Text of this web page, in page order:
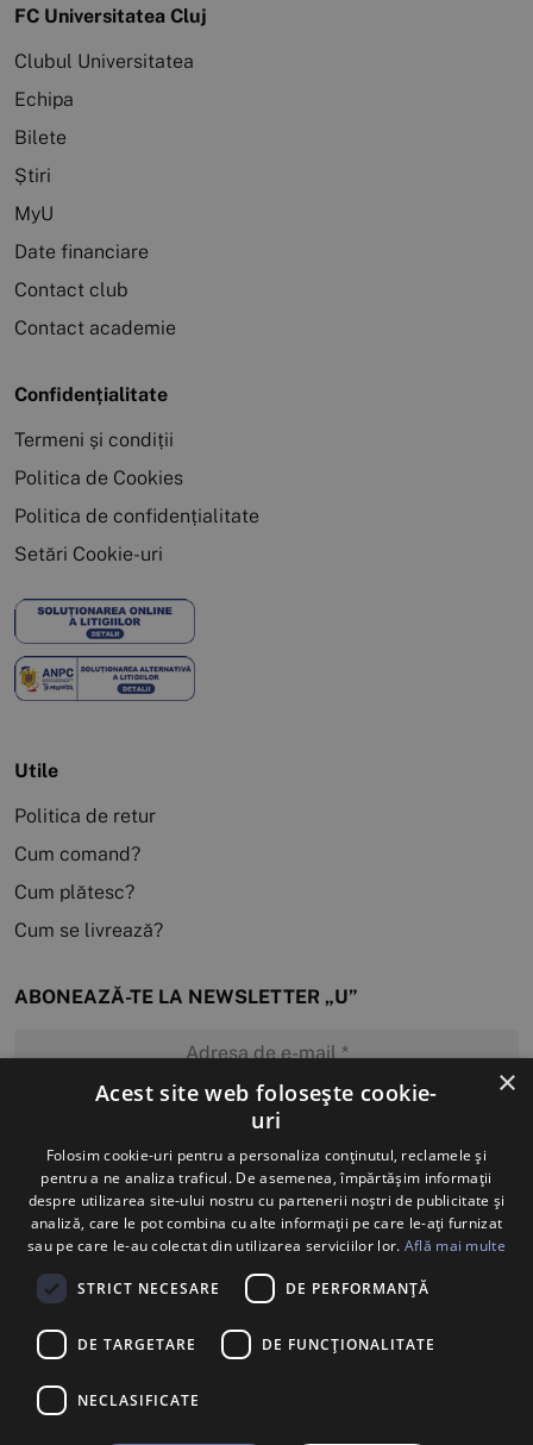
FC Universitatea Cluj
Clubul Universitatea
Echipa
Bilete
Știri
MyU
Date financiare
Contact club
Contact academie
Confidențialitate
Termeni și condiții
Politica de Cookies
Politica de confidențialitate
Setări Cookie-uri
Utile
Politica de retur
Cum comand?
Cum plătesc?
Cum se livrează?
ABONEAZĂ-TE LA NEWSLETTER „U”
MĂ ABONEZ
×
Acest site web folosește cookie-
uri
Folosim cookie-uri pentru a personaliza conținutul, reclamele și
pentru a ne analiza traficul. De asemenea, împărtășim informații
despre utilizarea site-ului nostru cu partenerii noștri de publicitate și
analiză, care le pot combina cu alte informații pe care le-ați furnizat
sau pe care le-au colectat din utilizarea serviciilor lor. Află mai multe
STRICT NECESARE DE PERFORMANȚĂ
DE TARGETARE DE FUNCŢIONALITATE
NECLASIFICATE